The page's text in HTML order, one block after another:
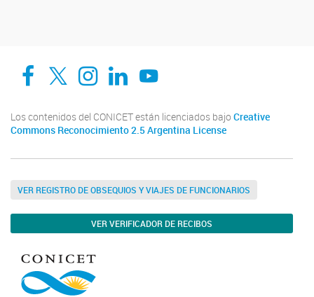
Facebook
Twitter
Instagram
Linkedin
YouTube
Los contenidos del CONICET están licenciados bajo Creative
Commons Reconocimiento 2.5 Argentina License
VER REGISTRO DE OBSEQUIOS Y VIAJES DE FUNCIONARIOS
VER VERIFICADOR DE RECIBOS